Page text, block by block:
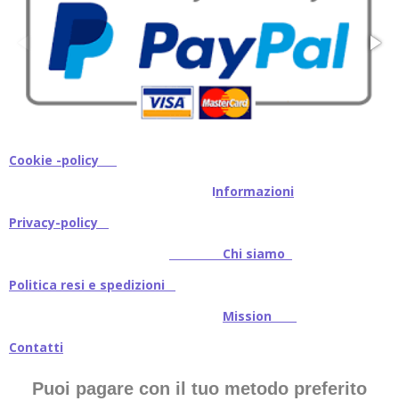
Cookie -policy
Informazioni
Privacy-policy
Chi siamo
Politica resi e spedizioni
Mission
Contatti
Puoi pagare con il tuo metodo preferito